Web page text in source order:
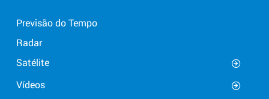
Previsão do Tempo
Radar
Satélite
Vídeos